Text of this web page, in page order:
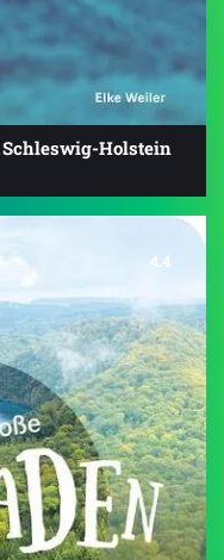
Holstein
4.4